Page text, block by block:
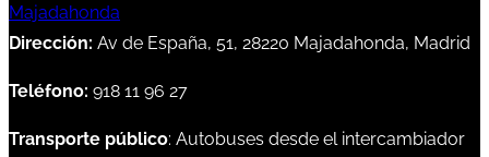
Dirección: Av de España, 51, 28220 Majadahonda, Madrid
Teléfono: 918 11 96 27
Transporte público: Autobuses desde el intercambiador